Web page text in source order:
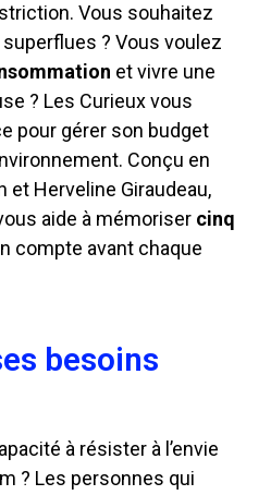
Vous souhaitez
? Vous voulez
et vivre une
? Les Curieux vous
pour gérer son budget
Conçu en
et Herveline Giraudeau,
aide à mémoriser cinq
compte avant chaque
besoins
à résister à l’envie
? Les personnes qui